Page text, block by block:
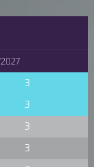
3
3
3
3